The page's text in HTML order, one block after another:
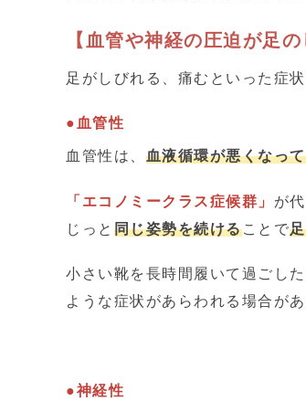
【血管や神経の圧迫が足
足がしびれる、痛むといった症
●血管性
血管性は、 血液循環が悪くなっ
「エコノミークラス症候群」 が
じっと 同じ姿勢を続けることで
小さい靴を長時間履いて過ごし
ような症状があらわれる場合があ
●神経性